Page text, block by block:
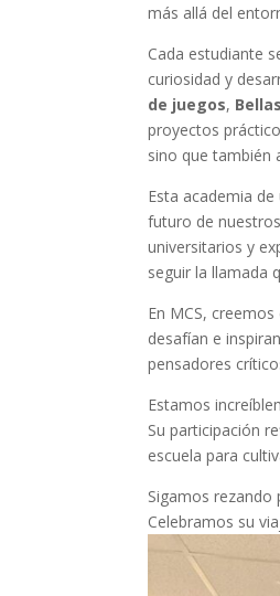
más allá del
Cada estudiante
curiosidad y
de juegos,
proyectos
sino que también
Esta academia
futuro de
universitarios y
seguir la llamada
En MCS,
desafían e
pensadores
Estamos
Su participación
escuela para
Sigamos rezando
Celebramos su